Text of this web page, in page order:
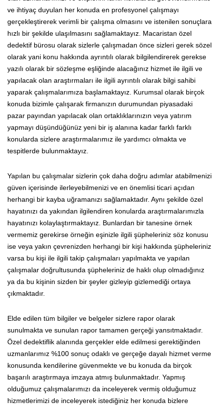
ve ihtiyaç duyulan her konuda en profesyonel çalışmayı
gerçekleştirerek verimli bir çalışma olmasını ve istenilen sonuçlara
hızlı bir şekilde ulaşılmasını sağlamaktayız. Macaristan özel
dedektif bürosu olarak sizlerle çalışmadan önce sizleri gerek sözel
olarak yani konu hakkında ayrıntılı olarak bilgilendirerek gerekse
yazılı olarak bir sözleşme eşliğinde alacağınız hizmet ile ilgili ve
yapılacak olan araştırmaları ile ilgili ayrıntılı olarak bilgi sahibi
yaparak çalışmalarımıza başlamaktayız. Kurumsal olarak birçok
konuda bizimle çalışarak firmanızın durumundan piyasadaki
pazar payından yapılacak olan ortaklıklarınızın veya yatırım
yapmayı düşündüğünüz yeni bir iş alanına kadar farklı farklı
konularda sizlere araştırmalarımız ile yardımcı olmakta ve
tespitlerde bulunmaktayız.
Yapılan bu çalışmalar sizlerin çok daha doğru adımlar atabilmenizi
güven içerisinde ilerleyebilmenizi ve en önemlisi ticari açıdan
herhangi bir kayba uğramanızı sağlamaktadır. Aynı şekilde özel
hayatınızı da yakından ilgilendiren konularda araştırmalarımızla
hayatınızı kolaylaştırmaktayız. Bunlardan bir tanesine örnek
vermemiz gerekirse örneğin eşinizle ilgili şüpheleriniz söz konusu
ise veya yakın çevrenizden herhangi bir kişi hakkında şüpheleriniz
varsa bu kişi ile ilgili takip çalışmaları yapılmakta ve yapılan
çalışmalar doğrultusunda şüpheleriniz de haklı olup olmadığınız
ya da bu kişinin sizden bir şeyler gizleyip gizlemediği ortaya
çıkmaktadır.
Elde edilen tüm bilgiler ve belgeler sizlere rapor olarak
sunulmakta ve sunulan rapor tamamen gerçeği yansıtmaktadır.
Özel dedektiflik alanında gerçekler elde edilmesi gerektiğinden
uzmanlarımız %100 sonuç odaklı ve gerçeğe dayalı hizmet verme
konusunda kendilerine güvenmekte ve bu konuda da birçok
başarılı araştırmaya imzaya atmış bulunmaktadır. Yapmış
olduğumuz çalışmalarımızı da inceleyerek vermiş olduğumuz
hizmetlerimizi de inceleyerek istediğiniz her konuda bizlere